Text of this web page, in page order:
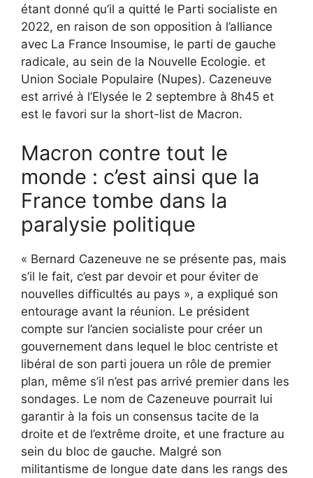
étant donné qu’il a quitté le Parti socialiste en
2022, en raison de son opposition à l’alliance
avec La France Insoumise, le parti de gauche
radicale, au sein de la Nouvelle Ecologie. et
Union Sociale Populaire (Nupes). Cazeneuve
est arrivé à l’Elysée le 2 septembre à 8h45 et
est le favori sur la short-list de Macron.
Macron contre tout le
monde : c’est ainsi que la
France tombe dans la
paralysie politique
« Bernard Cazeneuve ne se présente pas, mais
s’il le fait, c’est par devoir et pour éviter de
nouvelles difficultés au pays », a expliqué son
entourage avant la réunion. Le président
compte sur l’ancien socialiste pour créer un
gouvernement dans lequel le bloc centriste et
libéral de son parti jouera un rôle de premier
plan, même s’il n’est pas arrivé premier dans les
sondages. Le nom de Cazeneuve pourrait lui
garantir à la fois un consensus tacite de la
droite et de l’extrême droite, et une fracture au
sein du bloc de gauche. Malgré son
militantisme de longue date dans les rangs des